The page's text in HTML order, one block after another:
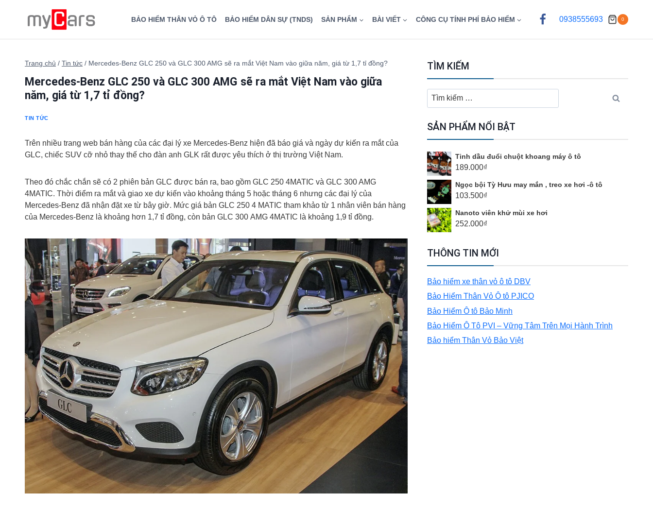
BẢO HIỂM THÂN VỎ Ô TÔ BẢO HIỂM DÂN SỰ (TNDS) SẢN PHẨM BÀI VIẾT CÔNG CỤ TÍNH PHÍ BẢO HIỂM 0938555693 0
Trang chủ / Tin tức / Mercedes-Benz GLC 250 và GLC 300 AMG sẽ ra mắt Việt Nam vào giữa năm, giá từ 1,7 tỉ đồng?
Mercedes-Benz GLC 250 và GLC 300 AMG sẽ ra mắt Việt Nam vào giữa
năm, giá từ 1,7 tỉ đồng?
TIN TỨC
Trên nhiều trang web bán hàng của các đại lý xe Mercedes-Benz hiện đã báo giá và ngày dự kiến ra mắt của
GLC, chiếc SUV cỡ nhỏ thay thế cho đàn anh GLK rất được yêu thích ở thị trường Việt Nam.
Theo đó chắc chắn sẽ có 2 phiên bản GLC được bán ra, bao gồm GLC 250 4MATIC và GLC 300 AMG
4MATIC. Thời điểm ra mắt và giao xe dự kiến vào khoảng tháng 5 hoặc tháng 6 nhưng các đại lý của
Mercedes-Benz đã nhận đặt xe từ bây giờ. Mức giá bản GLC 250 4 MATIC tham khảo từ 1 nhân viên bán hàng
của Mercedes-Benz là khoảng hơn 1,7 tỉ đồng, còn bản GLC 300 AMG 4MATIC là khoảng 1,9 tỉ đồng.
TÌM KIẾM
Tìm
kiếm
SẢN PHẨM NỔI BẬT
Tinh dầu đuổi chuột khoang máy ô tô
189.000₫
Ngọc bội Tỳ Hưu may mắn , treo xe hơi -ô tô
103.500₫
Nanoto viên khử mùi xe hơi
252.000₫
THÔNG TIN MỚI
Bảo hiểm xe thân vỏ ô tô DBV
Bảo Hiểm Thân Vỏ Ô tô PJICO
Bảo Hiểm Ô tô Bảo Minh
Bảo Hiểm Ô Tô PVI – Vững Tâm Trên Mọi Hành Trình
Bảo hiểm Thân Vỏ Bảo Việt